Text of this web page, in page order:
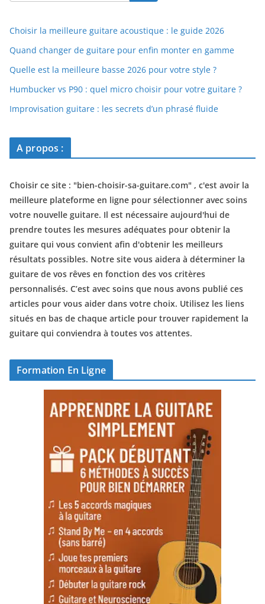
Choisir la meilleure guitare acoustique : le guide 2026
Quand changer de guitare pour enfin monter en gamme
Quelle est la meilleure basse 2026 pour votre style ?
Humbucker vs P90 : quel micro choisir pour votre guitare ?
Improvisation guitare : les secrets d’un phrasé fluide
A propos :
Choisir ce site : "bien-choisir-sa-guitare.com" , c'est avoir la
meilleure plateforme en ligne pour sélectionner avec soins
votre nouvelle guitare. Il est nécessaire aujourd'hui de
prendre toutes les mesures adéquates pour obtenir la
guitare qui vous convient afin d'obtenir les meilleurs
résultats possibles. Notre site vous aidera à déterminer la
guitare de vos rêves en fonction des vos critères
personnalisés. C’est avec soins que nous avons publié ces
articles pour vous aider dans votre choix. Utilisez les liens
situés en bas de chaque article pour trouver rapidement la
guitare qui conviendra à toutes vos attentes.
Formation En Ligne